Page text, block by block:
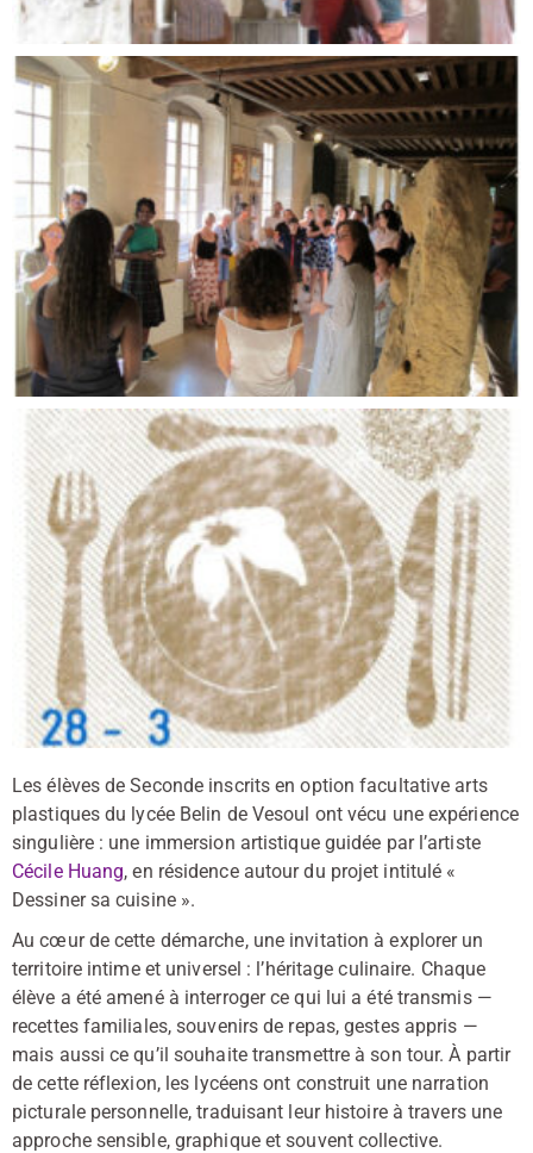
Les élèves de Seconde inscrits en option facultative arts
plastiques du lycée Belin de Vesoul ont vécu une expérience
singulière : une immersion artistique guidée par l’artiste
Cécile Huang, en résidence autour du projet intitulé «
Dessiner sa cuisine ».
Au cœur de cette démarche, une invitation à explorer un
territoire intime et universel : l’héritage culinaire. Chaque
élève a été amené à interroger ce qui lui a été transmis —
recettes familiales, souvenirs de repas, gestes appris —
mais aussi ce qu’il souhaite transmettre à son tour. À partir
de cette réflexion, les lycéens ont construit une narration
picturale personnelle, traduisant leur histoire à travers une
approche sensible, graphique et souvent collective.